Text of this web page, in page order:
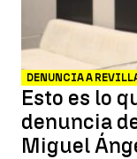
DENUNCIA A
Esto es lo
denuncia
Miguel